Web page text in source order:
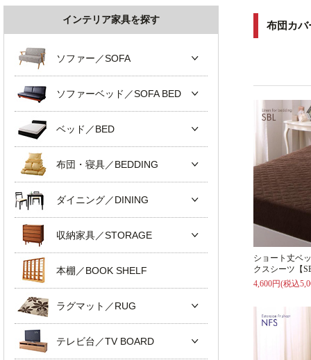
布団カバ
ショート丈ベ
クスシーツ【
4,600円(税込
インテリア家具を探す
ソファー／SOFA
ソファーベッド／SOFA BED
ベッド／BED
布団・寝具／BEDDING
ダイニング／DINING
収納家具／STORAGE
本棚／BOOK SHELF
ラグマット／RUG
テレビ台／TV BOARD